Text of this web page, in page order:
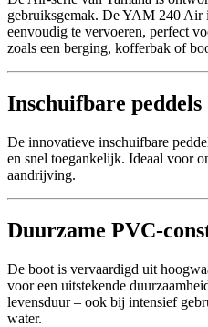
gebruiksgemak. De YAM 240 Air
eenvoudig te vervoeren, perfect
zoals een berging, kofferbak of
Inschuifbare peddels
De innovatieve inschuifbare
en snel toegankelijk. Ideaal voor
aandrijving.
Duurzame PVC-
De boot is vervaardigd uit
voor een uitstekende
levensduur – ook bij intensief
water.